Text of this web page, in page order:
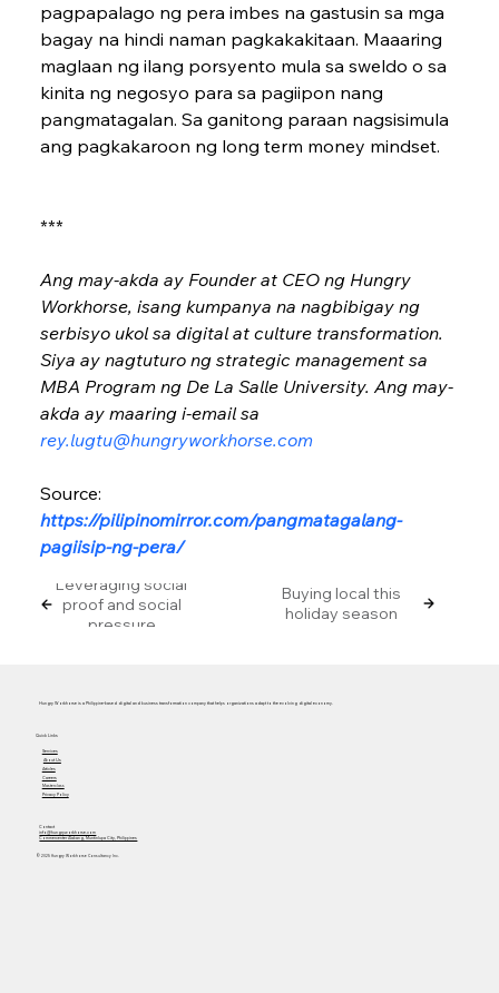
pagpapalago ng pera imbes na gastusin sa mga
bagay na hindi naman pagkakakitaan. Maaaring
maglaan ng ilang pors­yento mula sa sweldo o sa
kinita ng negosyo para sa pagiipon nang
pangmatagalan. Sa ganitong paraan nagsisimula
ang pagkakaroon ng long term money mindset.
***
Ang may-akda ay Founder at CEO ng Hungry
Workhorse, isang kumpanya na nagbibigay ng
serbisyo ukol sa digital at culture transformation.
Siya ay nagtuturo ng strategic management sa
MBA Program ng De La Salle University. Ang may-
akda ay maaring i-email sa
rey.lugtu@hungryworkhorse.com
Source:
https://pilipinomirror.com/pangmatagalang-
pagiisip-ng-pera/
Leveraging social
proof and social
pressure
Buying local this
holiday season
Hungry Workhorse is a Philippine-based digital and business transformation company that helps organizations adapt to the evolving digital economy.
Services
About Us
Articles
Careers
Masterclass
Privacy Policy
Quick Links
Contact
info@hungryworkhorse.com
Commercenter Alabang, Muntinlupa City, Philippines
© 2025 Hungry Workhorse Consultancy Inc.